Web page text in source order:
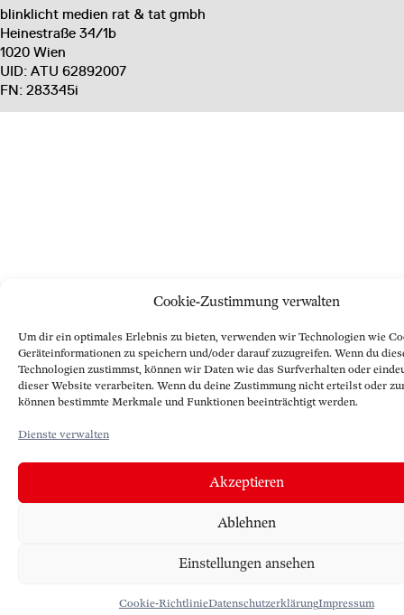
Cookie-Zustimmung verwalten
Um dir ein optimales Erlebnis zu bieten, verwenden wir Technologien wie
Geräteinformationen zu speichern und/oder darauf zuzugreifen. Wenn du
Technologien zustimmst, können wir Daten wie das Surfverhalten oder
dieser Website verarbeiten. Wenn du deine Zustimmung nicht erteilst oder
können bestimmte Merkmale und Funktionen beeinträchtigt werden.
Dienste verwalten
Akzeptieren
Ablehnen
Einstellungen ansehen
Cookie-RichtlinieDatenschutzerklärungImpressum
blinklicht medien rat & tat gmbh
Heinestraße 34/1b
1020 Wien
UID: ATU 62892007
FN: 283345i